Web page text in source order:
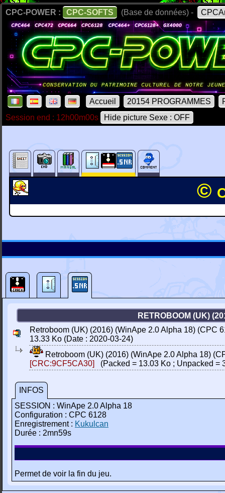
CPC-POWER : CPC-SOFTS (Base de données) -
Accueil 20154 PROGRAMMES
Session end : 12h00m00s
Hide picture Sexe : OFF
©
RETROBOOM (UK)
Retroboom (UK) (2016) (WinApe 2.0 Alpha 18) (CPC
13.33 Ko (Date : 2020-03-24)
Retroboom (UK) (2016) (WinApe 2.0 Alpha 18)
[CRC:9CF5CA30]
(Packed = 13.03 Ko ; Unpacked =
INFOS
SESSION : WinApe 2.0 Alpha 18
Configuration : CPC 6128
Enregistrement : Kukulcan
Durée : 2mn59s
Permet de voir la fin du jeu.